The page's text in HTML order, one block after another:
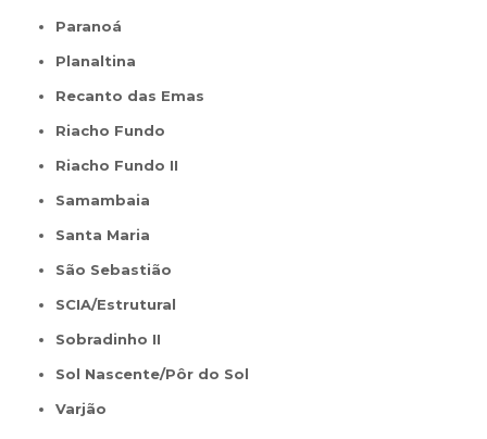
Paranoá
Planaltina
Recanto das Emas
Riacho Fundo
Riacho Fundo II
Samambaia
Santa Maria
São Sebastião
SCIA/Estrutural
Sobradinho II
Sol Nascente/Pôr do Sol
Varjão